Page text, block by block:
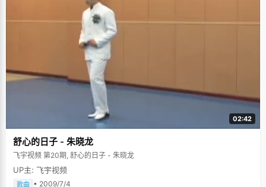
02:42
舒心的日子 - 朱晓龙
飞宇视频 第20期, 舒心的日子 - 朱晓龙
UP主: 飞宇视频
歌曲 • 2009/7/4